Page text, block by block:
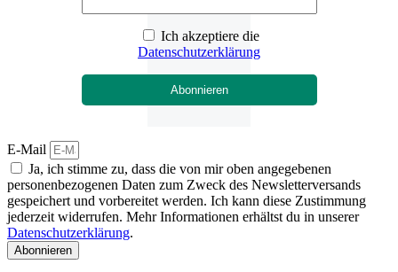
Ich akzeptiere die
Datenschutzerklärung
Abonnieren
E-Mail
Ja, ich stimme zu, dass die von mir oben angegebenen
personenbezogenen Daten zum Zweck des Newsletterversands
gespeichert und vorbereitet werden. Ich kann diese Zustimmung
jederzeit widerrufen. Mehr Informationen erhältst du in unserer
Datenschutzerklärung.
Abonnieren